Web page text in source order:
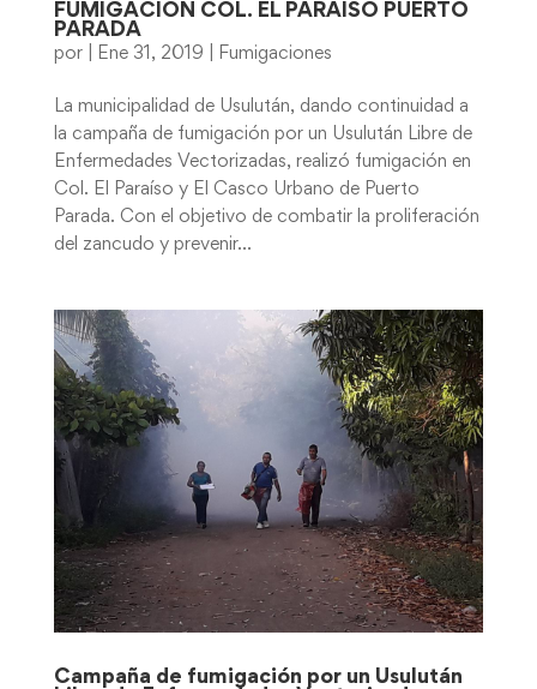
FUMIGACION COL. EL PARAISO PUERTO
PARADA
por Ene 31, 2019 Fumigaciones
La municipalidad de Usulután, dando continuidad a
la campaña de fumigación por un Usulután Libre de
Enfermedades Vectorizadas, realizó fumigación en
Col. El Paraíso y El Casco Urbano de Puerto
Parada. Con el objetivo de combatir la proliferación
del zancudo y prevenir...
Campaña de fumigación por un Usulután